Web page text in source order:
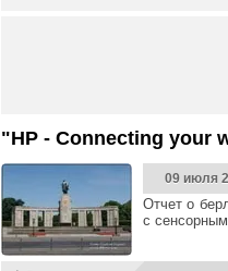
"HP - Connecting your
09 июля
Отчет о
с